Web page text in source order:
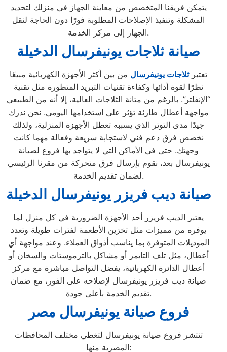
يتمكن فريقنا المتخصص من معاينة الجهاز في منزلك لتحديد
المشكلة وتنفيذ الإصلاحات المطلوبة فورًا دون الحاجة لنقل
الجهاز إلى مركز الخدمة.
صيانة ثلاجات يونيفرسال الدخيلة
تعتبرثلاجات يونيفرسال من بين أكثر الأجهزة الكهربائية مبيعًا
نظرًا لقوة أدائها وكفاءة تقنيات التبريد المتطورة مثل تقنية
“الإنفلتر”. بالرغم من متانة الثلاجات العالية، إلا أنه من الطبيعي
مواجهة أعطال طارئة تؤثر على استخدامها اليومي. نحن ندرك
جيدًا مدى التوتر الذي يسببه تعطل الأجهزة المنزلية، ولذلك
نخصص فرق دعم فني لاستجابة سريعة وفعالة مهما كانت
وجهتك. حتى في الأماكن التي لا يتواجد بها فروع لصيانة
يونيفرسال بعد، نقوم بإرسال فرق متحركة من مقرنا الرئيسي
لضمان تقديم الخدمة.
صيانة ديب فريزر يونيفرسال الدخيلة
يعتبر الديب فريزر أحد الأجهزة الضرورية في كل منزل لما
يوفره من مميزات مثل تخزين الأطعمة لفترات طويلة وتعدد
الموديلات المتوفرة بما يناسب أذواق العملاء. وعند مواجهة أي
أعطال، مثل تلف التايمر أو مشاكل بالترموستات والسخان أو
أعطال الدائرة الكهربائية، يفضل التواصل مباشرة مع مركز
صيانة ديب فريزر يونيفرسال لإصلاحه على الفور، مع ضمان
تقديم الخدمة بأعلى جودة.
فروع صيانة يونيفرسال مصر
تنتشر فروع صيانة يونيفرسال لتغطي مختلف المحافظات
المصرية منها: